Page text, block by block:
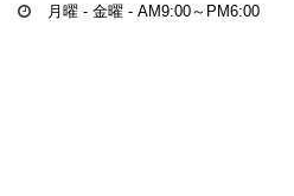
月曜 - 金曜 - AM9:00～PM6:00